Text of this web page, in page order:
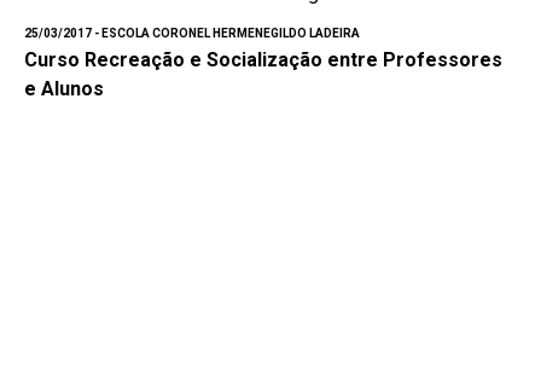
25/03/2017 - ESCOLA CORONEL HERMENEGILDO LADEIRA
Curso Recreação e Socialização entre Professores
e Alunos